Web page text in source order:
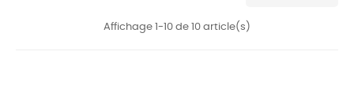
Affichage 1-10 de 10 article(s)